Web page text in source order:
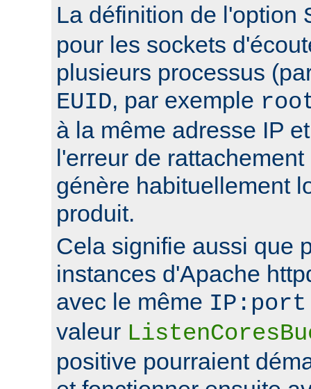
La définition de l'option
pour les sockets
plusieurs processus
EUID, par exemple
à la même adresse IP
l'erreur de
génère habituellement
produit.
Cela signifie aussi que
instances d'Apache
avec le même IP:port
valeur
positive pourraient